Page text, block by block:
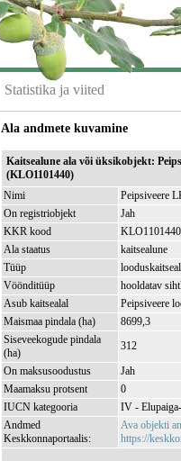
Statistika ja viited
Ala andmete kuvamine
Kaitsealune ala või üksikobjekt:
(KLO1101440)
Nimi
Peipsiveere
On registriobjekt
Jah
KKR kood
KLO1101440
Ala staatus
kaitsealune
Tüüp
Vöönditüüp
hooldatav
Asub kaitsealal
Peipsiveere
Maismaa pindala (ha)
8699,3
Siseveekogude pindala
(ha)
312
On maksusoodustus
Jah
Maamaksu protsent
0
IUCN kategooria
IV -
Andmed
Keskkonnaportaalis:
Ava objekti
https://